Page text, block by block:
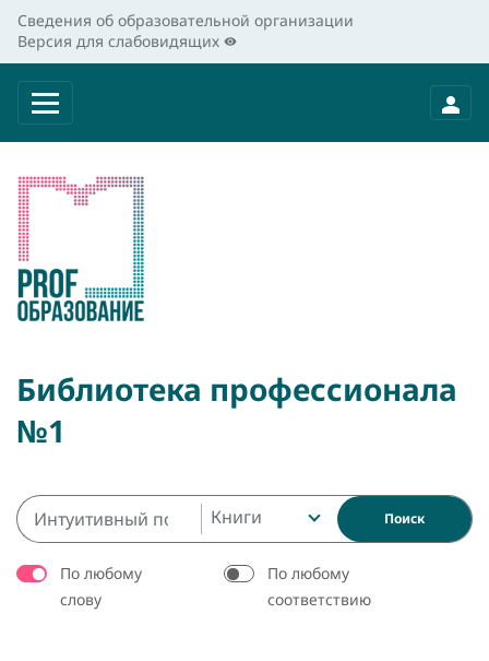
Сведения об образовательной организации
Версия для слабовидящих
Библиотека профессионала
№1
Книги Поиск
По любому
слову
По любому
соответствию